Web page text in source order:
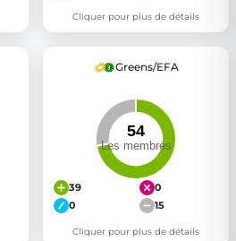
Cliquer pour plus de détails
Greens/EFA
39
0
0
15
Cliquer pour plus de détails